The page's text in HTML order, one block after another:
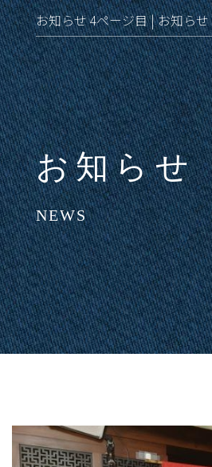
ンラインショップ
社案内
酒への想い
酒専門店
屋 秋元商店
ラフトビール醸造所
屋 ブルワリー
ち飲み酒場
屋酒場
屋ブログ
屋の配達
採用情報
お問い合わせ
お知らせ 4ページ目 | お知ら
お知らせ
NEWS